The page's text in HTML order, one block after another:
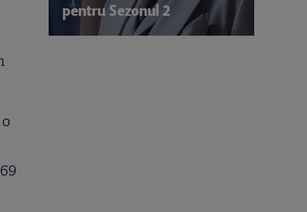
pentru Sezonul 2